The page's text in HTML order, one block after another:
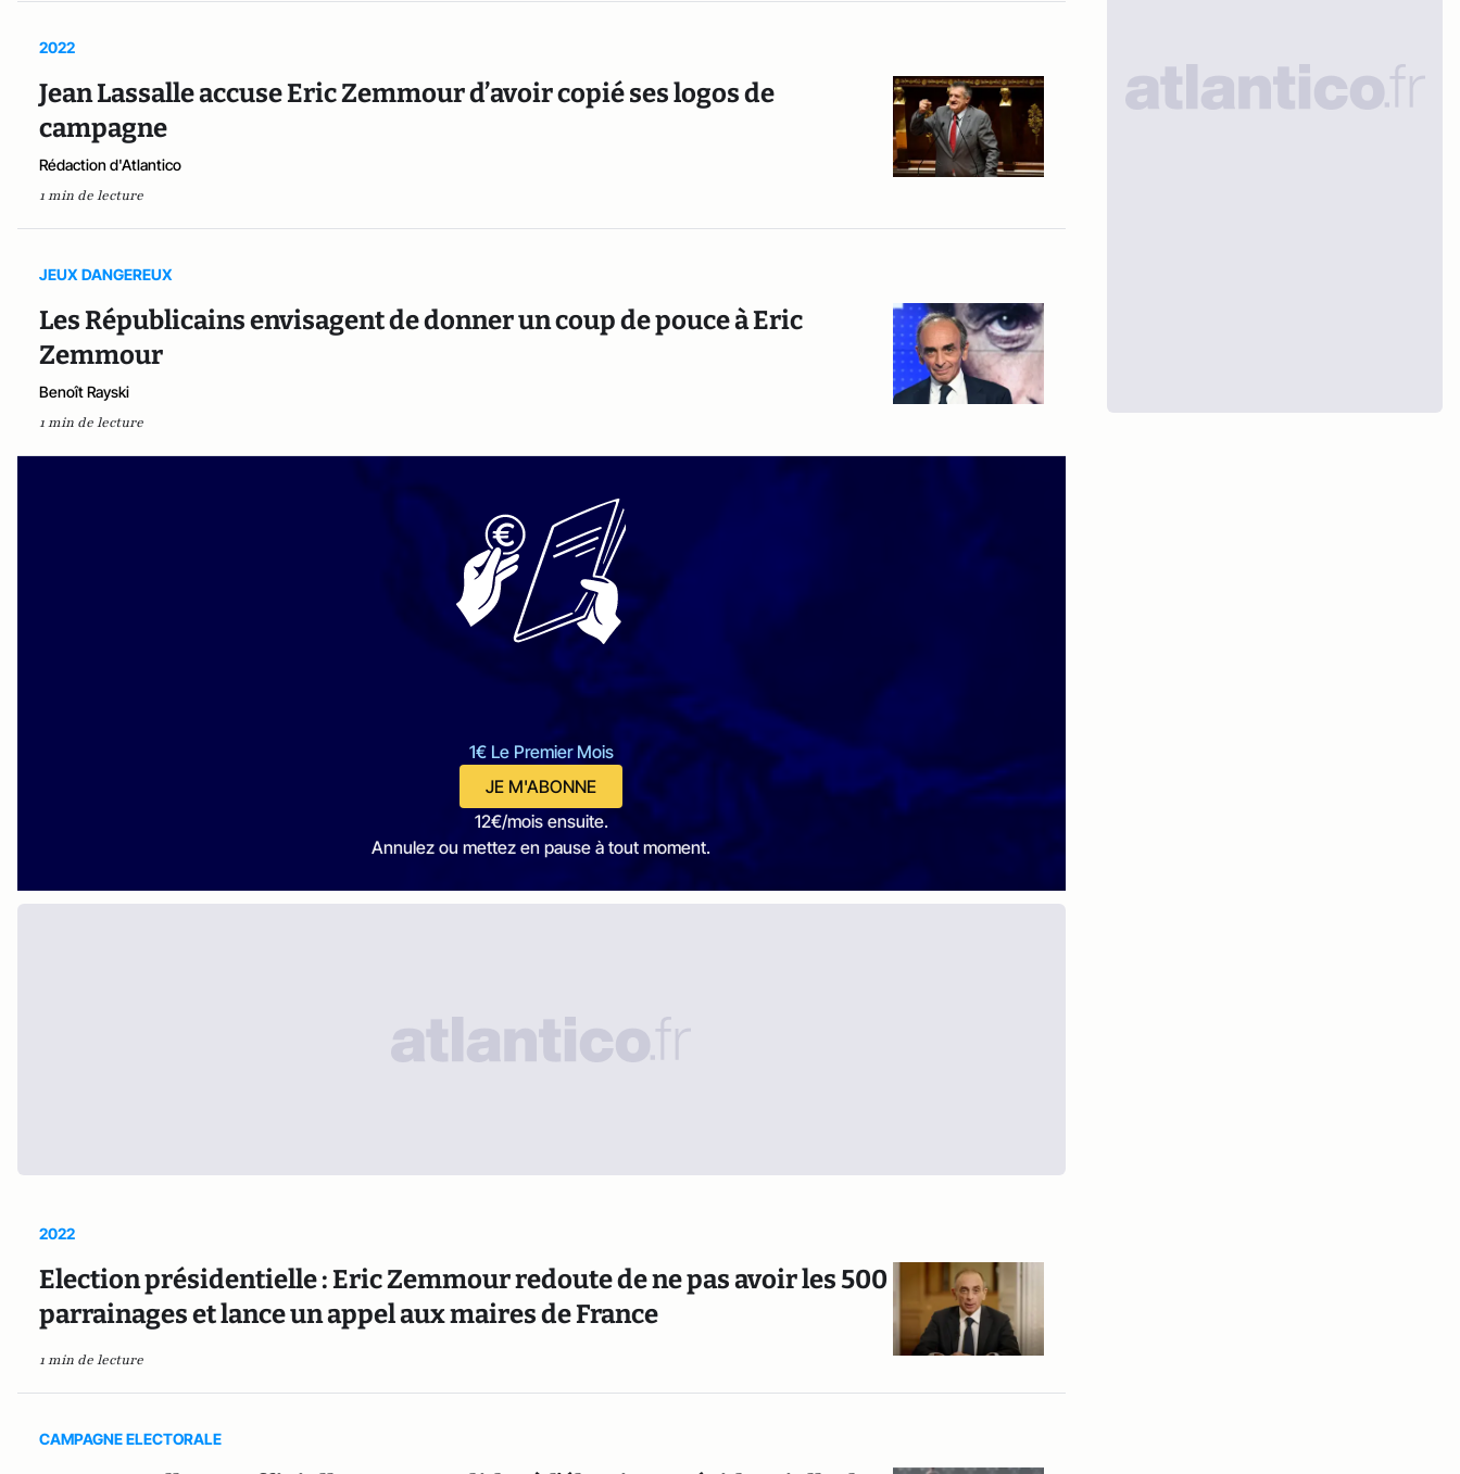
2022
Jean Lassalle accuse Eric Zemmour d’avoir copié ses logos de
campagne
Rédaction d'Atlantico
1 min de lecture
JEUX DANGEREUX
Les Républicains envisagent de donner un coup de pouce à Eric
Zemmour
Benoît Rayski
1 min de lecture
1€ Le Premier Mois
JE M'ABONNE
12€/mois ensuite.
Annulez ou mettez en pause à tout moment.
2022
Election présidentielle : Eric Zemmour redoute de ne pas avoir les 500
parrainages et lance un appel aux maires de France
1 min de lecture
CAMPAGNE ELECTORALE